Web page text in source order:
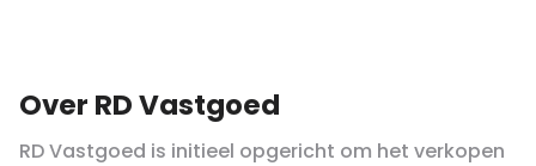
Over RD Vastgoed
RD Vastgoed is initieel opgericht om het verkopen